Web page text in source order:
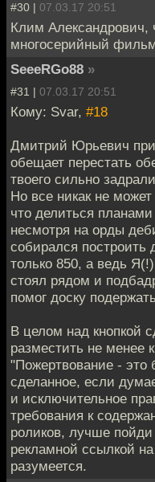
#30 | 07.03.17 20:51
Клим Александрович,
многосерийный
SeeeRGo88 »
#31 | 07.03.17 20:51
Кому: Svar, #18
Дмитрий Юрьевич
обещает перестать
твоего сильно
Но все никак не
что делиться
несмотря на орды
собирался построить
только 850, а ведь
стоял рядом и
помог доску
В целом над кнопкой
разместить не менее
"Пожертвование - это
сделанное, если
и исключительное
требования к
роликов, лучше
рекламной ссылкой
разумеется.